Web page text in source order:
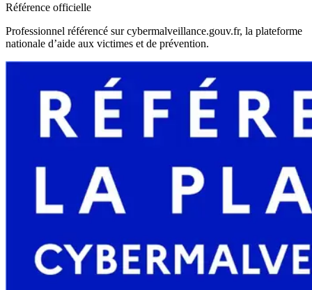
Référence officielle
Professionnel référencé sur cybermalveillance.gouv.fr, la plateforme
nationale d’aide aux victimes et de prévention.